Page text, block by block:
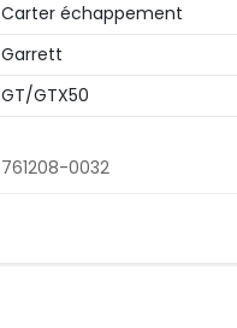
Carter échappement
Garrett
GT/GTX50
761208-0032